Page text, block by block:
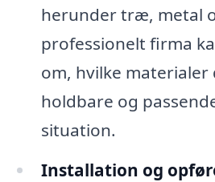
herunder træ, metal
professionelt firma
om, hvilke materialer
holdbare og
situation.
Installation og